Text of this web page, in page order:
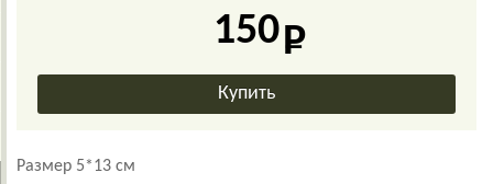
150
Размер 5*13 см